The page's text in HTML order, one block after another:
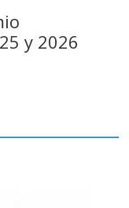
y 2026